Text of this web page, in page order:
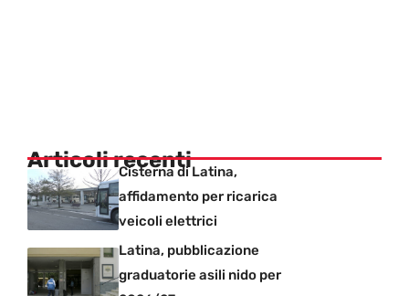
Articoli recenti
Cisterna di Latina,
affidamento per ricarica
veicoli elettrici
Latina, pubblicazione
graduatorie asili nido per